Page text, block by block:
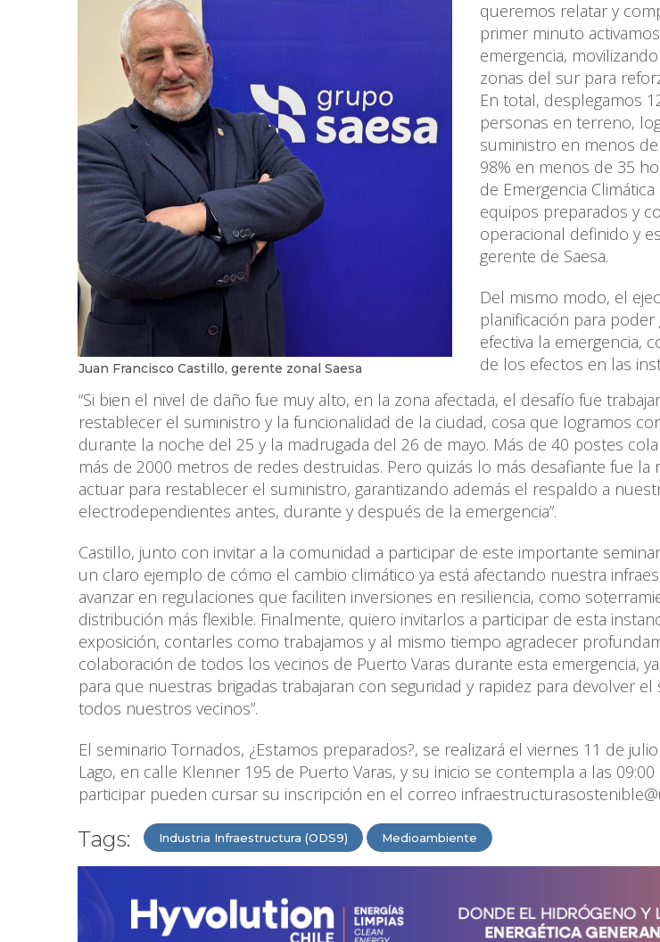
Juan Francisco Castillo, gerente zonal Saesa
queremos relatar y
primer minuto
emergencia,
zonas del sur para
En total, desplegamos
personas en terreno,
suministro en menos
98% en menos de 35
de Emergencia
equipos preparados y
operacional definido y
gerente de Saesa.
Del mismo modo, el
planificación para
efectiva la emergencia,
de los efectos en las
“Si bien el nivel de daño fue muy alto, en la zona afectada, el desafío fue
restablecer el suministro y la funcionalidad de la ciudad, cosa que logramos
durante la noche del 25 y la madrugada del 26 de mayo. Más de 40 postes
más de 2000 metros de redes destruidas. Pero quizás lo más desafiante fue
actuar para restablecer el suministro, garantizando además el respaldo a
electrodependientes antes, durante y después de la emergencia”.
Castillo, junto con invitar a la comunidad a participar de este importante
un claro ejemplo de cómo el cambio climático ya está afectando nuestra
avanzar en regulaciones que faciliten inversiones en resiliencia, como
distribución más flexible. Finalmente, quiero invitarlos a participar de esta
exposición, contarles como trabajamos y al mismo tiempo agradecer
colaboración de todos los vecinos de Puerto Varas durante esta emergencia,
para que nuestras brigadas trabajaran con seguridad y rapidez para devolver
todos nuestros vecinos”.
El seminario Tornados, ¿Estamos preparados?, se realizará el viernes 11 de
Lago, en calle Klenner 195 de Puerto Varas, y su inicio se contempla a las
participar pueden cursar su inscripción en el correo
Tags: Industria Infraestructura (ODS9) Medioambiente